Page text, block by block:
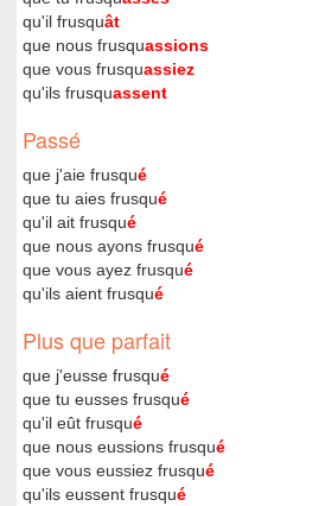
qu'il frusquât
que nous frusquassions
que vous frusquassiez
qu'ils frusquassent
Passé
que j'aie frusqué
que tu aies frusqué
qu'il ait frusqué
que nous ayons frusqué
que vous ayez frusqué
qu'ils aient frusqué
Plus que parfait
que j'eusse frusqué
que tu eusses frusqué
qu'il eût frusqué
que nous eussions frusqué
que vous eussiez frusqué
qu'ils eussent frusqué